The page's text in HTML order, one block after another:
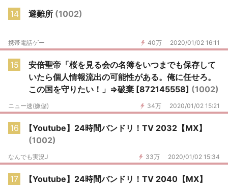
14 避難所 (1002)
40万 2020/01/02 16:11
携帯電話ゲー
15
安倍聖帝「桜を見る会の名簿をいつまでも保存して
いたら個人情報流出の可能性がある。俺に任せろ。
この国を守りたい！」⇒破棄 [872145558] (1002)
34万 2020/01/02 15:21
ニュー速(嫌儲)
16
【Youtube】24時間バンドリ！TV 2032【MX】
(1002)
33万 2020/01/02 15:34
なんでも実況J
17
【Youtube】24時間バンドリ！TV 2040【MX】